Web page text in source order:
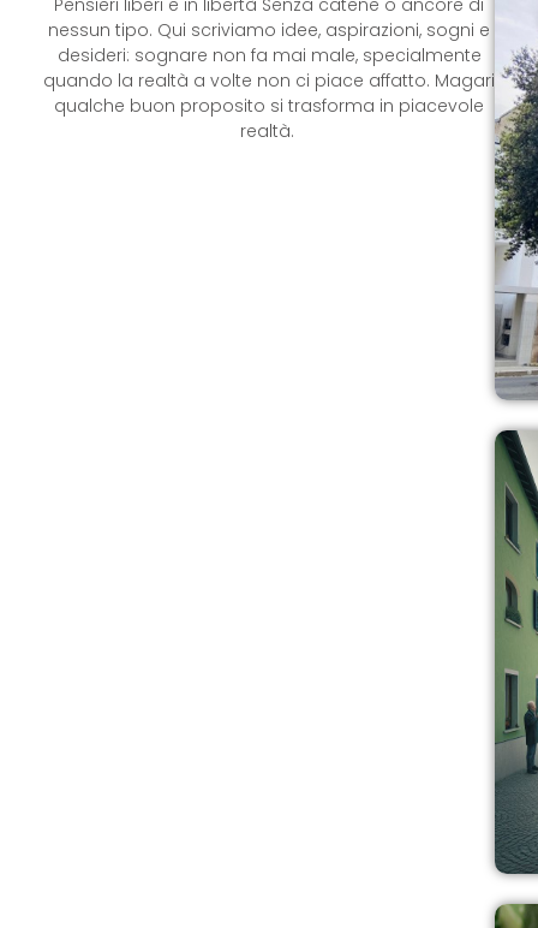
nessun tipo. Qui scriviamo idee, aspirazioni, sogni e
desideri: sognare non fa mai male, specialmente
quando la realtà a volte non ci piace affatto. Magari
qualche buon proposito si trasforma in piacevole
realtà.